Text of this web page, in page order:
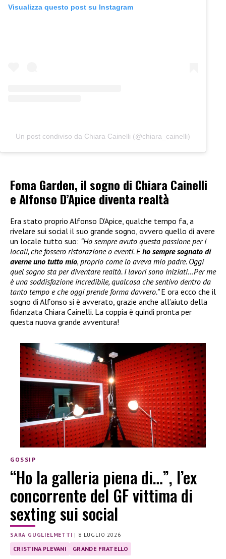
Visualizza questo post su Instagram
Un post condiviso da Chiara Cainelli (@chiara_cainelli)
Foma Garden, il sogno di Chiara Cainelli
e Alfonso D’Apice diventa realtà
Era stato proprio Alfonso D’Apice, qualche tempo fa, a
rivelare sui social il suo grande sogno, ovvero quello di avere
un locale tutto suo: “Ho sempre avuto questa passione per i
locali, che fossero ristorazione o eventi. Eho sempre sognato di
averne uno tutto mio, proprio come lo aveva mio padre. Oggi
quel sogno sta per diventare realtà. I lavori sono iniziati…Per me
è una soddisfazione incredibile, qualcosa che sentivo dentro da
tanto tempo e che oggi prende forma davvero.”E ora ecco che il
sogno di Alfonso si è avverato, grazie anche all’aiuto della
fidanzata Chiara Cainelli. La coppia è quindi pronta per
questa nuova grande avventura!
GOSSIP
“Ho la galleria piena di…”, l’ex
concorrente del GF vittima di
sexting sui social
SARA GUGLIELMETTI | 8 LUGLIO 2026
CRISTINA PLEVANI GRANDE FRATELLO